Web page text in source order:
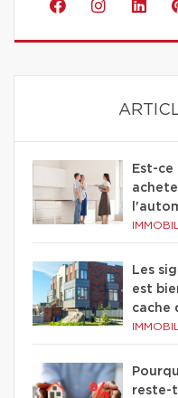
Est-
Les
est
cache
reste-